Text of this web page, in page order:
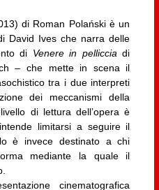
di Roman Polański è un
David Ives che narra delle
di Venere in pelliccia di
– che mette in scena il
tra i due interpreti
dei meccanismi della
di lettura dell’opera è
limitarsi a seguire il
è invece destinato a chi
mediante la quale il
cinematografica